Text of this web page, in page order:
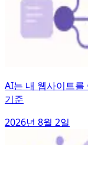
AI는 내 웹사이트를
기준
2026년 8월 2일